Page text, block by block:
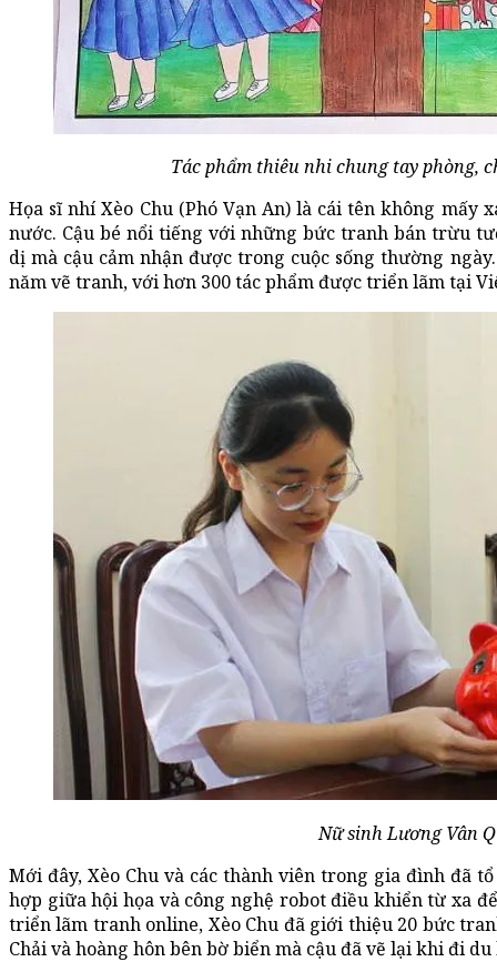
Tác phẩm thiêu nhi chung tay phòng,
Họa sĩ nhí Xèo Chu (Phó Vạn An) là cái tên không
nước. Cậu bé nổi tiếng với những bức tranh bán trừu
dị mà cậu cảm nhận được trong cuộc sống thường
năm vẽ tranh, với hơn 300 tác phẩm được triển lãm tại
Nữ sinh Lương Vân
Mới đây, Xèo Chu và các thành viên trong gia đình đã
hợp giữa hội họa và công nghệ robot điều khiển từ xa
triển lãm tranh online, Xèo Chu đã giới thiệu 20 bức
Chải và hoàng hôn bên bờ biển mà cậu đã vẽ lại khi đi